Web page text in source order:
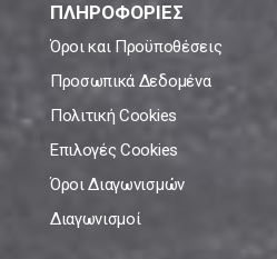
ΠΛΗΡΟΦΟΡΙΕΣ
Όροι και Προϋποθέσεις
Προσωπικά Δεδομένα
Πολιτική Cookies
Επιλογές Cookies
Όροι Διαγωνισμών
Διαγωνισμοί